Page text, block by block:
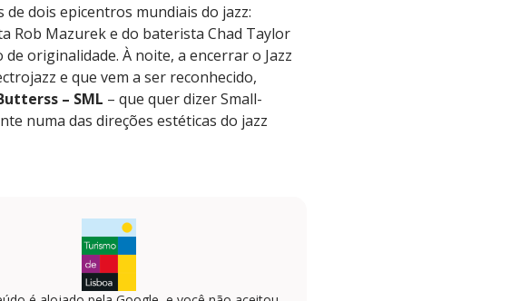
dois epicentros mundiais do jazz:
Rob Mazurek e do baterista Chad Taylor
originalidade. À noite, a encerrar o Jazz
e que vem a ser reconhecido,
– SML – que quer dizer Small-
numa das direções estéticas do jazz